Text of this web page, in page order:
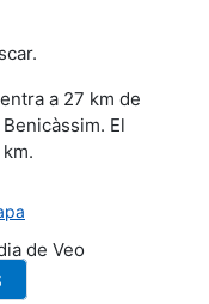
a 27 km de
El
de Veo